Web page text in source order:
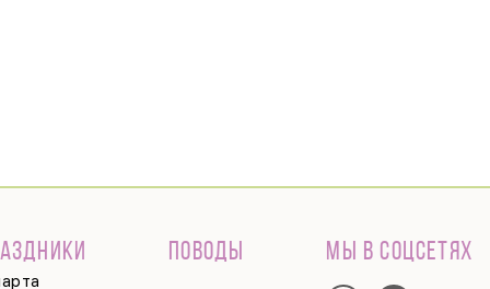
ПОВОДЫ МЫ В СОЦСЕТЯХ